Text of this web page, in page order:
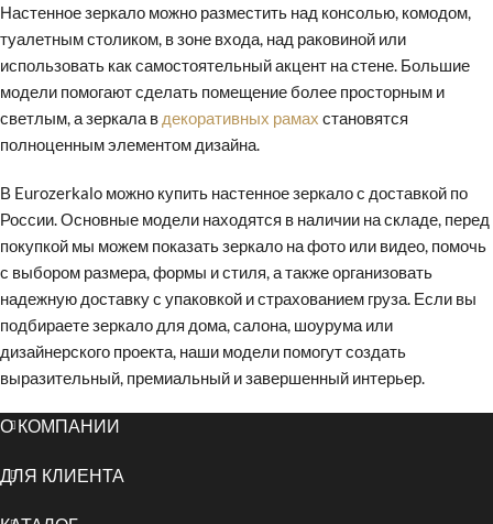
Настенное зеркало можно разместить над консолью, комодом,
туалетным столиком, в зоне входа, над раковиной или
использовать как самостоятельный акцент на стене. Большие
модели помогают сделать помещение более просторным и
светлым, а зеркала в декоративных рамах становятся
полноценным элементом дизайна.
В Eurozerkalo можно купить настенное зеркало с доставкой по
России. Основные модели находятся в наличии на складе, перед
покупкой мы можем показать зеркало на фото или видео, помочь
с выбором размера, формы и стиля, а также организовать
надежную доставку с упаковкой и страхованием груза. Если вы
подбираете зеркало для дома, салона, шоурума или
дизайнерского проекта, наши модели помогут создать
выразительный, премиальный и завершенный интерьер.
О КОМПАНИИ
ДЛЯ КЛИЕНТА